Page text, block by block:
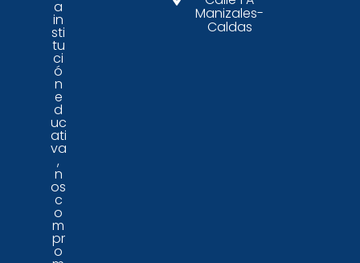
a
in
sti
tu
ci
ó
n
e
d
uc
ati
va
,
n
os
c
o
m
pr
o
Manizales-
Caldas